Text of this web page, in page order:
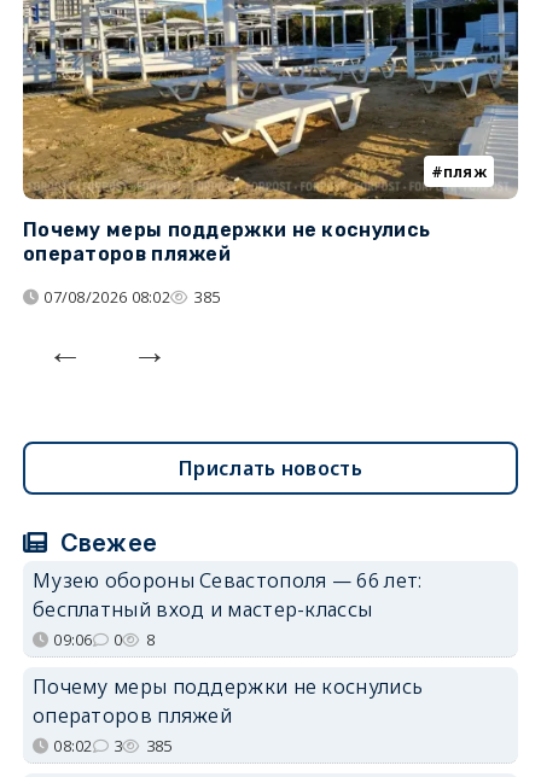
пляж
Почему меры поддержки не коснулись
операторов пляжей
07/08/2026 08:02 385
Прислать новость
Свежее
Музею обороны Севастополя — 66 лет:
бесплатный вход и мастер-классы
09:06 0 8
Почему меры поддержки не коснулись
операторов пляжей
08:02 3 385